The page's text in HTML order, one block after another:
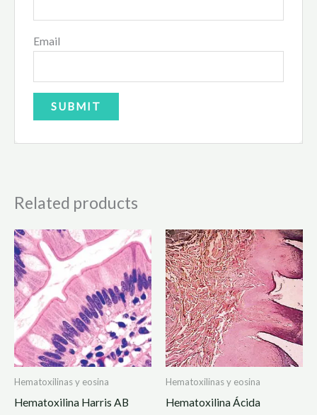
Email
Related products
Hematoxilinas y eosina
Hematoxilina Harris AB
Hematoxilinas y eosina
Hematoxilina Ácida